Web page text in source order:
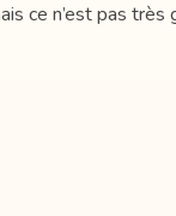
ce n’est pas très